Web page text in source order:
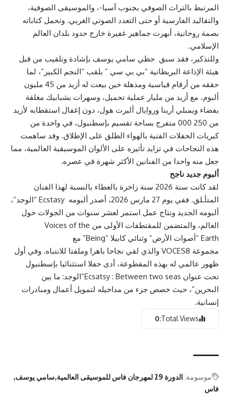
المرتبط بالتراث الصوفي بجنوب آسيا-، والموسيقى الصوفية،
والتقاليد الفارسية أو حتى التعدد الصوتي الغربي. وتحمل كتاباته
بصمة روحانية، أبهرت جماهير غفيرة خارج حدود بلدان العالم
الإسلامي.
وللتذكير، فقد سبق حظي سامي يوسف بإشادة وتلقيب من قبل
هيئة الإذاعة البريطانية “بي بي سي ” بلقب “النجم الكبير”، لما
حققه من أرقام قياسية ومذهلة حين بيعت له أزيد من 45 مليون
ألبوم، مع أزيد من مليار عملية تحميل، وسهرات بشبابيك مغلقة
بفضاء ويمبلي أرينا وروايال ألبرت هول، دون إغفال استقطابه لأزيد
من 000 250 متفرج بساحة تقسيم بإسطنبول، في واحدة من
كبريات الحفلات الفنية بالهواء الطلق على الإطلاق. وقد ساهمت
هذه النجاحات في تزايد تأثيره على الألوان الموسيقية العالمية، مما
جعل منه واحدا من الفنانين الأكثر شهرة في عصره.
ألبوم جديد ناجح
لقد كانت سنة 2026 سنة زاخرة بالعطاء بالنسبة لهذا الفنان
المتأـلق. ففي يوم 27 مارس 2026، أصدر ألبومه Ecstasy “الوجد”،
ألبومه الجديد ونتاج عمل استمر لعشر سنوات من الجولات حول
العالم، والمتضمن للمقتطفات الأولى من Voices of the
Earth “أصوات الأرض” وثنائي كابيلا “Being” مع
مجموعة VOCES8 والذي لقي نجاحا باهرا وملفتا للانتباه. وفي أول
ظهور عالمي له بهذه المقطوعة، أدى حفلا استثنائيا بإسطنبول
تحت عنوان Ecsatsy : Between two seas”الوجد: ما بين
البحرين”، حيث خصص جزء من مداخيله لتمويل أعمال ومبادرات
إنسانية.
Total Views:
0
موسومة: الدورة 29 لمهرجان فاس للموسيقى العالمية
سامي يوسف
فاس